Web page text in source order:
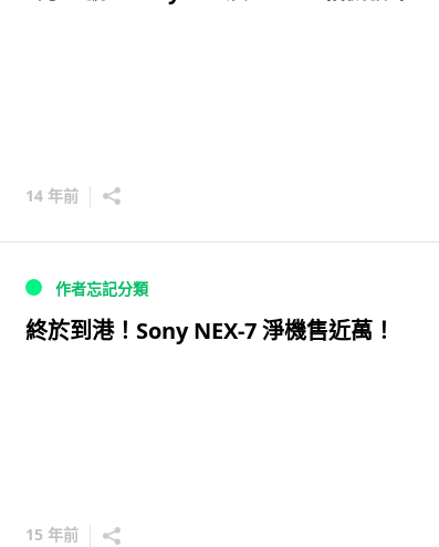
14 年前
作者忘記分類
終於到港！Sony NEX-7 淨機售近萬！
15 年前